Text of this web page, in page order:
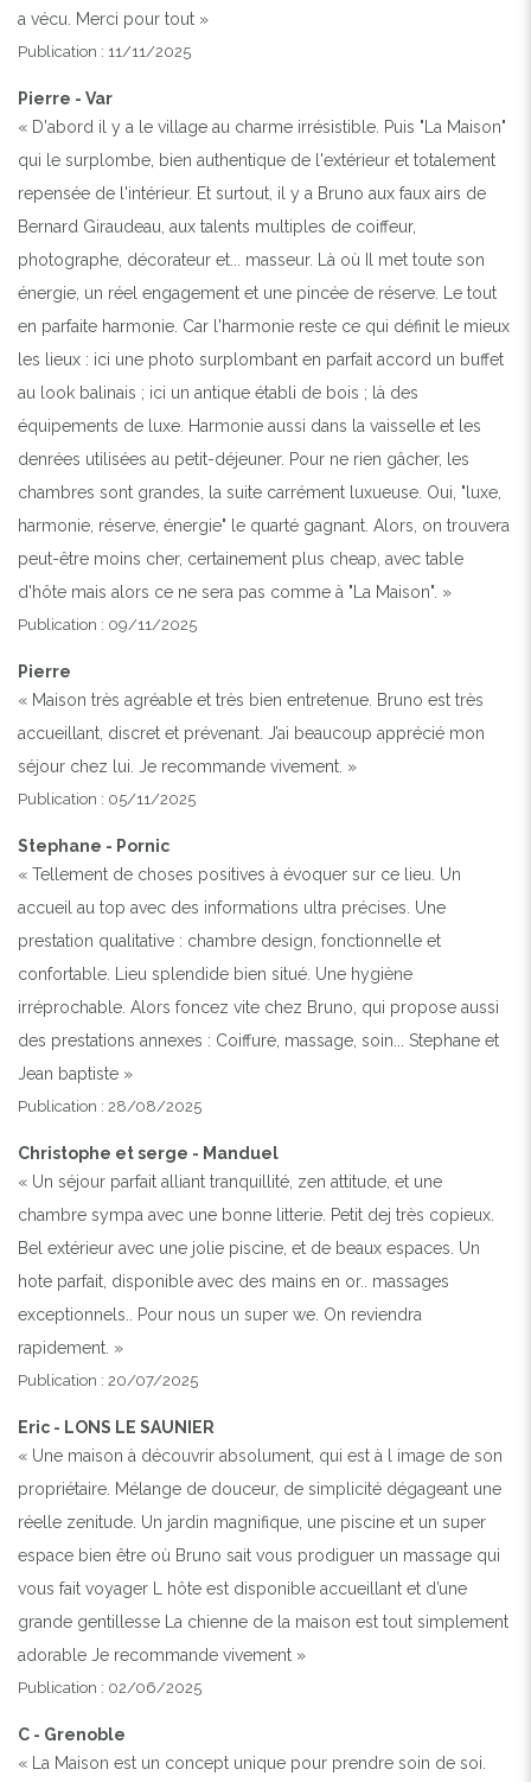
a vécu. Merci pour tout »
Publication : 11/11/2025
Pierre - Var
« D'abord il y a le village au charme irrésistible. Puis "La Maison"
qui le surplombe, bien authentique de l'extérieur et totalement
repensée de l'intérieur. Et surtout, il y a Bruno aux faux airs de
Bernard Giraudeau, aux talents multiples de coiffeur,
photographe, décorateur et... masseur. Là où Il met toute son
énergie, un réel engagement et une pincée de réserve. Le tout
en parfaite harmonie. Car l'harmonie reste ce qui définit le mieux
les lieux : ici une photo surplombant en parfait accord un buffet
au look balinais ; ici un antique établi de bois ; là des
équipements de luxe. Harmonie aussi dans la vaisselle et les
denrées utilisées au petit-déjeuner. Pour ne rien gâcher, les
chambres sont grandes, la suite carrément luxueuse. Oui, "luxe,
harmonie, réserve, énergie" le quarté gagnant. Alors, on trouvera
peut-être moins cher, certainement plus cheap, avec table
d'hôte mais alors ce ne sera pas comme à "La Maison". »
Publication : 09/11/2025
Pierre
« Maison très agréable et très bien entretenue. Bruno est très
accueillant, discret et prévenant. J’ai beaucoup apprécié mon
séjour chez lui. Je recommande vivement. »
Publication : 05/11/2025
Stephane - Pornic
« Tellement de choses positives à évoquer sur ce lieu. Un
accueil au top avec des informations ultra précises. Une
prestation qualitative : chambre design, fonctionnelle et
confortable. Lieu splendide bien situé. Une hygiène
irréprochable. Alors foncez vite chez Bruno, qui propose aussi
des prestations annexes : Coiffure, massage, soin... Stephane et
Jean baptiste »
Publication : 28/08/2025
Christophe et serge - Manduel
« Un séjour parfait alliant tranquillité, zen attitude, et une
chambre sympa avec une bonne litterie. Petit dej très copieux.
Bel extérieur avec une jolie piscine, et de beaux espaces. Un
hote parfait, disponible avec des mains en or.. massages
exceptionnels.. Pour nous un super we. On reviendra
rapidement. »
Publication : 20/07/2025
Eric - LONS LE SAUNIER
« Une maison à découvrir absolument, qui est à l image de son
propriétaire. Mélange de douceur, de simplicité dégageant une
réelle zenitude. Un jardin magnifique, une piscine et un super
espace bien être où Bruno sait vous prodiguer un massage qui
vous fait voyager L hôte est disponible accueillant et d’une
grande gentillesse La chienne de la maison est tout simplement
adorable Je recommande vivement »
Publication : 02/06/2025
C - Grenoble
« La Maison est un concept unique pour prendre soin de soi.